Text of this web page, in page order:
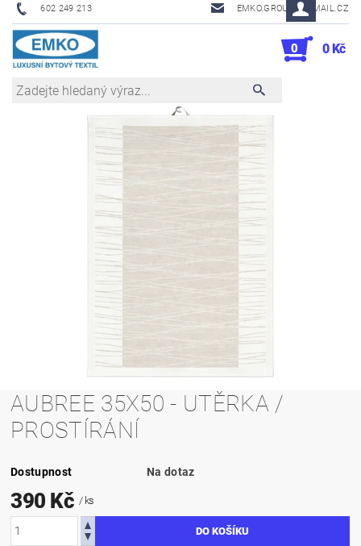
602 249 213 EMKO.GROUSL@EMAIL.CZ
0 0 Kč
AUBREE 35X50 - UTĚRKA /
PROSTÍRÁNÍ
Dostupnost Na dotaz
390 Kč / ks